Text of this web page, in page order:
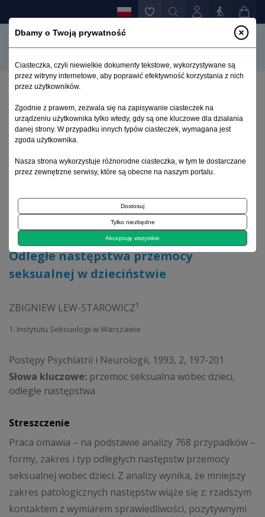
Odległe następstwa przemocy seksualnej w
dzieciństwie
Archiwum 1992–2014
1993, tom 2, zeszyt 3
Zagadnienia seksuologii
Odległe następstwa przemocy
seksualnej w dzieciństwie
ZBIGNIEW LEW-STAROWICZ1
1. Instytutu Seksuologii w Warszawie
Postępy Psychiatrii i Neurologii, 1993, 2, 197-201
Słowa kluczowe: przemoc seksualna wobec dzieci,
odległe następstwa
Streszczenie
Praca omawia – na podstawie analizy 768 przypadków –
formy, zakres i typ odległych następstw przemocy
seksualnej wobec dzieci. Z analizy wynika, że mniejszy
zakres patologicznych następstw wiąże się z: rzadszym
kontaktem z wymiarem sprawiedliwości, pozytywnymi
Dbamy o Twoją prywatność
Ciasteczka, czyli niewielkie dokumenty tekstowe, wykorzystywane są
przez witryny internetowe, aby poprawić efektywność korzystania z nich
przez użytkowników.
Zgodnie z prawem, zezwala się na zapisywanie ciasteczek na
urządzeniu użytkownika tylko wtedy, gdy są one kluczowe dla działania
danej strony. W przypadku innych typów ciasteczek, wymagana jest
zgoda użytkownika.
Nasza strona wykorzystuje różnorodne ciasteczka, w tym te dostarczane
przez zewnętrzne serwisy, które są obecne na naszym portalu.
Dostosuj
Tylko niezbędne
Akceptuję wszystkie